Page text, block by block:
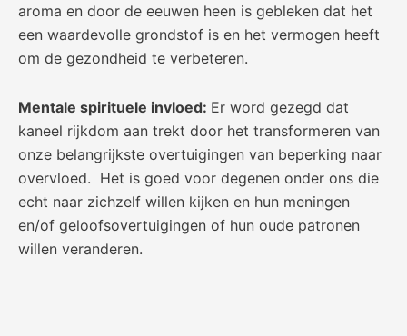
aroma en door de eeuwen heen is gebleken dat het
een waardevolle grondstof is en het vermogen heeft
om de gezondheid te verbeteren.
Mentale spirituele invloed: Er word gezegd dat
kaneel rijkdom aan trekt door het transformeren van
onze belangrijkste overtuigingen van beperking naar
overvloed. Het is goed voor degenen onder ons die
echt naar zichzelf willen kijken en hun meningen
en/of geloofsovertuigingen of hun oude patronen
willen veranderen.